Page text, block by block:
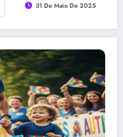
31 De Maio De 2025